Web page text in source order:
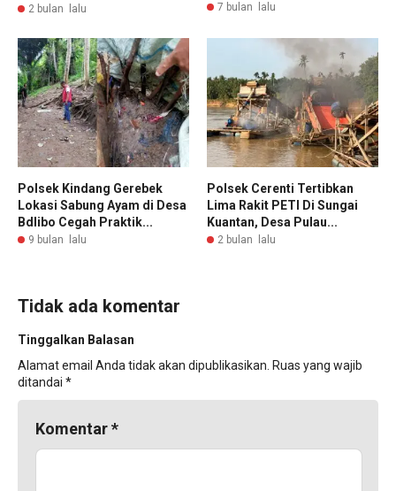
2 bulan lalu 7 bulan lalu
Polsek Kindang Gerebek
Lokasi Sabung Ayam di Desa
Bdlibo Cegah Praktik...
9 bulan lalu
Polsek Cerenti Tertibkan
Lima Rakit PETI Di Sungai
Kuantan, Desa Pulau...
2 bulan lalu
Tidak ada komentar
Tinggalkan Balasan
Alamat email Anda tidak akan dipublikasikan. Ruas yang wajib
ditandai *
Komentar*